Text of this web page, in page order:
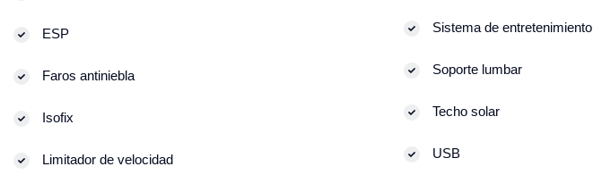
ESP
Faros antiniebla
Isofix
Limitador de velocidad
Sistema de entretenimiento
Soporte lumbar
Techo solar
USB